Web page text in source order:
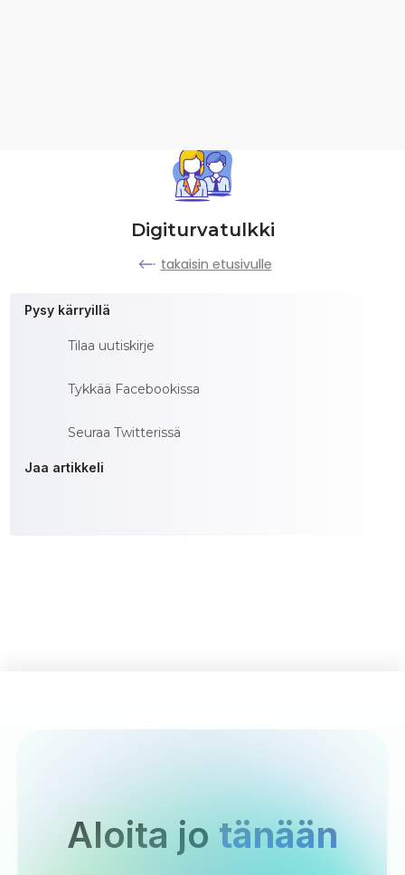
Digiturvatulkki
takaisin etusivulle
Pysy kärryillä
Tilaa uutiskirje
Tykkää Facebookissa
Seuraa Twitterissä
Jaa artikkeli
Aloita jo tänään